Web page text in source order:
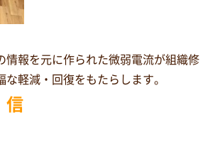
情報を元に作られた微弱電流が組織修
な軽減・回復をもたらします。